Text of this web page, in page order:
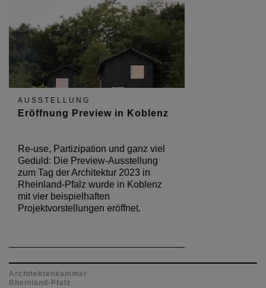
AUSSTELLUNG
Eröffnung Preview in Koblenz
Re-use, Partizipation und ganz viel
Geduld: Die Preview-Ausstellung
zum Tag der Architektur 2023 in
Rheinland-Pfalz wurde in Koblenz
mit vier beispielhaften
Projektvorstellungen eröffnet.
Architektenkammer
Rheinland-Pfalz